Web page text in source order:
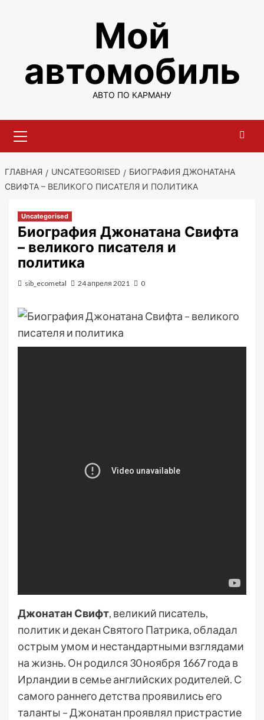
Мой
автомобиль
АВТО ПО КАРМАНУ
меню
ГЛАВНАЯ UNCATEGORISED
БИОГРАФИЯ ДЖОНАТАНА
СВИФТА – ВЕЛИКОГО ПИСАТЕЛЯ И ПОЛИТИКА
Uncategorised
Биография Джонатана Свифта
– великого писателя и
политика
sib_ecometal 24 апреля 2021 0
Джонатан Свифт, великий писатель,
политик и декан Святого Патрика, обладал
острым умом и нестандартными взглядами
на жизнь. Он родился 30 ноября 1667 года в
Ирландии в семье английских родителей. С
самого раннего детства проявились его
таланты – Джонатан проявлял пристрастие